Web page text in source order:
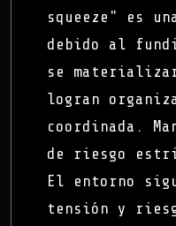
squeeze" es
debido al
se
logran
coordinada.
de riesgo
El entorno
tensión y